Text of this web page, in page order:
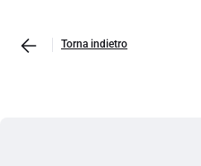
Torna indietro